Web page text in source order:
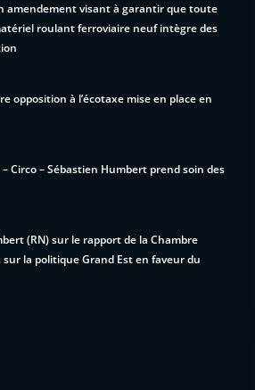
amendement visant à garantir que toute
roulant ferroviaire neuf intègre des
opposition à l’écotaxe mise en place en
– Circo – Sébastien Humbert prend soin des
(RN) sur le rapport de la Chambre
sur la politique Grand Est en faveur du